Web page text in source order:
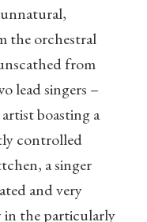
the orchestral
from
lead singers –
boasting a
controlled
a singer
and very
in the particularly